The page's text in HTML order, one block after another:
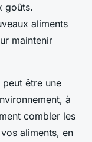
goûts.
aliments
maintenir
être une
à
combler les
aliments, en